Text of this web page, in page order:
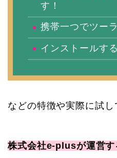
す！
携帯一つでツー
インストールす
などの特徴や実際に試
株式会社e-plusが運営